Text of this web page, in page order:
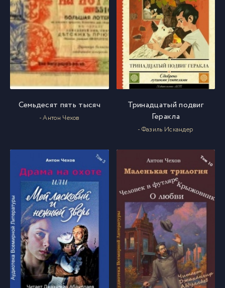
Семьдесят пять тысяч
- Антон Чехов
Тринадцатый подвиг
Геракла
- Фазиль Искандер